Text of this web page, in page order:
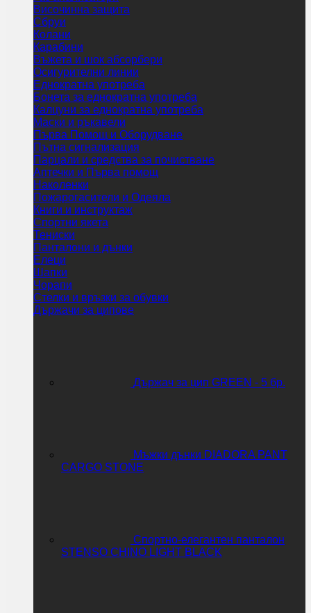
Височинна защита
Сбруи
Колани
Карабини
Въжета и шок абсорбери
Осигурителни линии
Еднократна употреба
Бонета за еднократна употреба
Калцуни за еднократна употреба
Маски и ръкавели
Първа Помощ и Оборудване
Пътна сигнализация
Парцали и средства за почистване
Аптечки и Първа помощ
Наколенки
Пожарогасители и Одеяла
Книги и инструктаж
Спортни якета
Тениски
Панталони и дънки
Елеци
Шапки
Чорапи
Стелки и връзки за обувки
Държачи за ципове
Държач за цип GREEN - 5 бр.
Мъжки дънки DIADORA PANT
CARGO STONE
Спортно-елегантен панталон
STENSO CHINO LIGHT BLACK